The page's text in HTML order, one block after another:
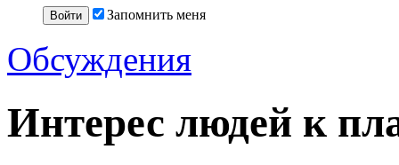
Запомнить меня
Обсуждения
Интерес людей к